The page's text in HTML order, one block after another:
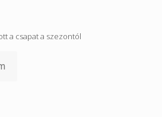
a csapat a szezontól